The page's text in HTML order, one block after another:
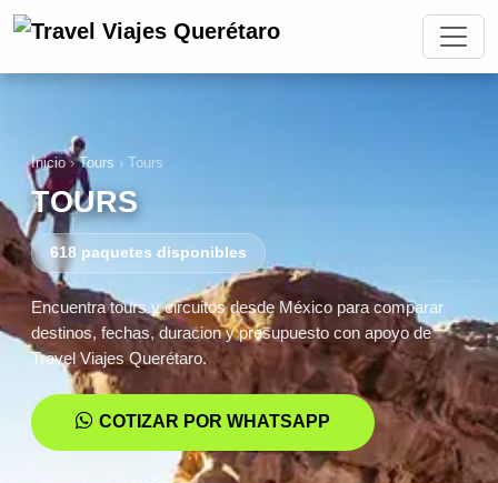
Inicio ›Tours › Tours
TOURS
618 paquetes disponibles
Encuentra tours y circuitos desde México para comparar
destinos, fechas, duracion y presupuesto con apoyo de
Travel Viajes Querétaro.
COTIZAR POR WHATSAPP